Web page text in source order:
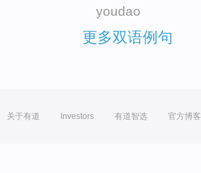
youdao
更多双语例句
关于有道 Investors 有道智选 官方博客